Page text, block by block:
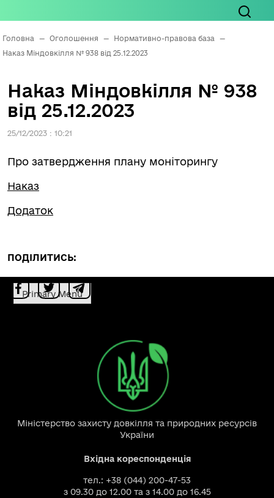
Головна — Оголошення — Нормативно-правова база
—
Наказ Міндовкілля № 938 від 25.12.2023
Наказ Міндовкілля № 938
від 25.12.2023
25/12/2023 : 10:21
Про затвердження плану моніторингу
Наказ
Додаток
ПОДІЛИТИСЬ:
Primary Menu
Міністерство захисту довкілля та природних ресурсів
України
Вхідна кореспонденція
тел.: +38 (044) 200-47-53
з 09.30 до 12.00 та з 14.00 до 16.45